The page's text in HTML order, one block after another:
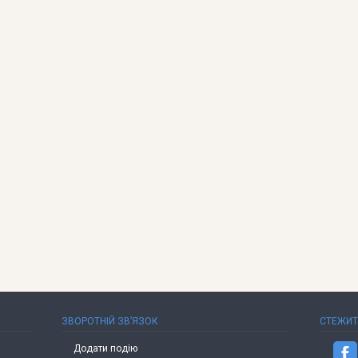
ЗВОРОТНІЙ ЗВ’ЯЗОК
Додати подію